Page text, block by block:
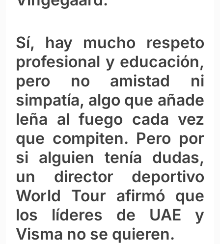
Sí, hay mucho respeto
profesional y educación,
pero no amistad ni
simpatía, algo que añade
leña al fuego cada vez
que compiten. Pero por
si alguien tenía dudas,
un director deportivo
World Tour afirmó que
los líderes de UAE y
Visma no se quieren.